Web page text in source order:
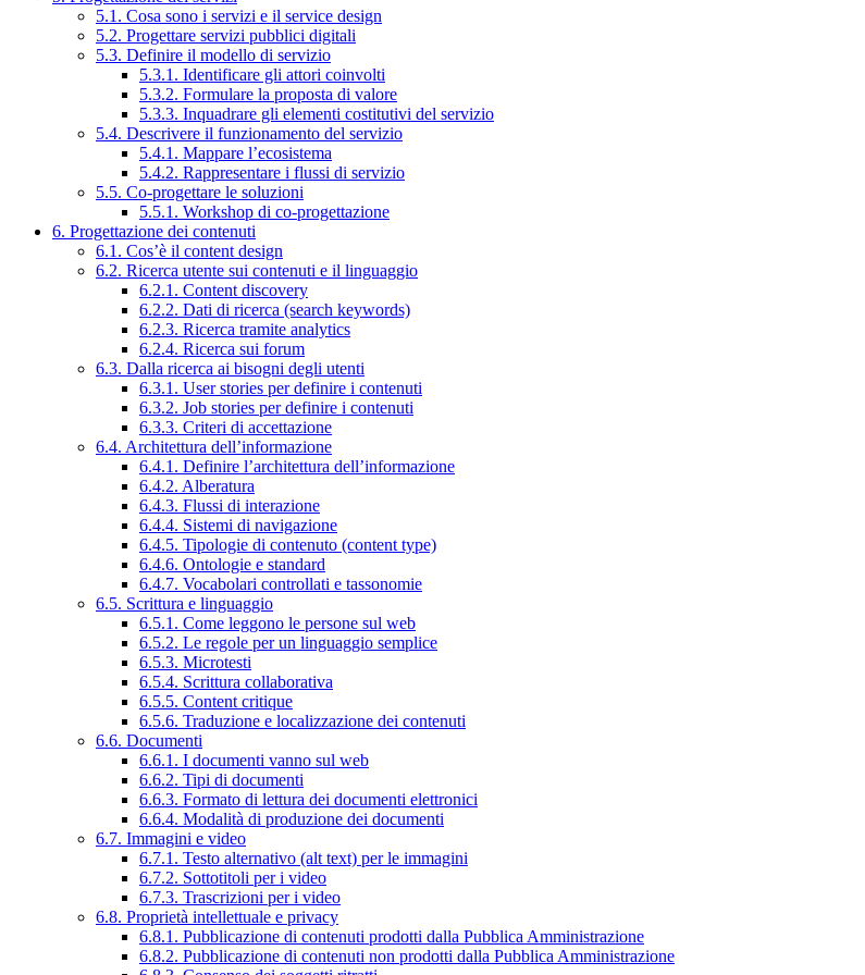
5.1. Cosa sono i servizi e il service design
5.2. Progettare servizi pubblici digitali
5.3. Definire il modello di servizio
5.3.1. Identificare gli attori coinvolti
5.3.2. Formulare la proposta di valore
5.3.3. Inquadrare gli elementi costitutivi del servizio
5.4. Descrivere il funzionamento del servizio
5.4.1. Mappare l’ecosistema
5.4.2. Rappresentare i flussi di servizio
5.5. Co-progettare le soluzioni
5.5.1. Workshop di co-progettazione
6. Progettazione dei contenuti
6.1. Cos’è il content design
6.2. Ricerca utente sui contenuti e il linguaggio
6.2.1. Content discovery
6.2.2. Dati di ricerca (search keywords)
6.2.3. Ricerca tramite analytics
6.2.4. Ricerca sui forum
6.3. Dalla ricerca ai bisogni degli utenti
6.3.1. User stories per definire i contenuti
6.3.2. Job stories per definire i contenuti
6.3.3. Criteri di accettazione
6.4. Architettura dell’informazione
6.4.1. Definire l’architettura dell’informazione
6.4.2. Alberatura
6.4.3. Flussi di interazione
6.4.4. Sistemi di navigazione
6.4.5. Tipologie di contenuto (content type)
6.4.6. Ontologie e standard
6.4.7. Vocabolari controllati e tassonomie
6.5. Scrittura e linguaggio
6.5.1. Come leggono le persone sul web
6.5.2. Le regole per un linguaggio semplice
6.5.3. Microtesti
6.5.4. Scrittura collaborativa
6.5.5. Content critique
6.5.6. Traduzione e localizzazione dei contenuti
6.6. Documenti
6.6.1. I documenti vanno sul web
6.6.2. Tipi di documenti
6.6.3. Formato di lettura dei documenti elettronici
6.6.4. Modalità di produzione dei documenti
6.7. Immagini e video
6.7.1. Testo alternativo (alt text) per le immagini
6.7.2. Sottotitoli per i video
6.7.3. Trascrizioni per i video
6.8. Proprietà intellettuale e privacy
6.8.1. Pubblicazione di contenuti prodotti dalla Pubblica Amministrazione
6.8.2. Pubblicazione di contenuti non prodotti dalla Pubblica Amministrazione